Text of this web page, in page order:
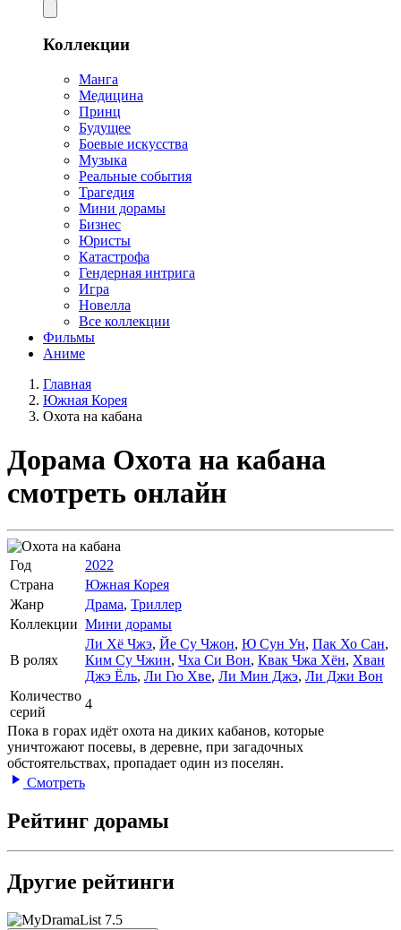
Коллекции
Манга
Медицина
Принц
Будущее
Боевые искусства
Музыка
Реальные события
Трагедия
Мини дорамы
Бизнес
Юристы
Катастрофа
Гендерная интрига
Игра
Новелла
Все коллекции
Фильмы
Аниме
Главная
Южная Корея
Охота на кабана
Дорама Охота на кабана
смотреть онлайн
Год
2022
Страна
Южная Корея
Жанр
Драма, Триллер
Коллекции Мини дорамы
В ролях
Ли Хё Чжэ, Йе Су Чжон, Ю Сун Ун, Пак Хо Сан,
Ким Су Чжин, Чха Си Вон, Квак Чжа Хён, Хван
Джэ Ёль, Ли Гю Хве, Ли Мин Джэ, Ли Джи Вон
Количество
серий
4
Пока в горах идёт охота на диких кабанов, которые
уничтожают посевы, в деревне, при загадочных
обстоятельствах, пропадает один из поселян.
Смотреть
Рейтинг дорамы
Другие рейтинги
7.5